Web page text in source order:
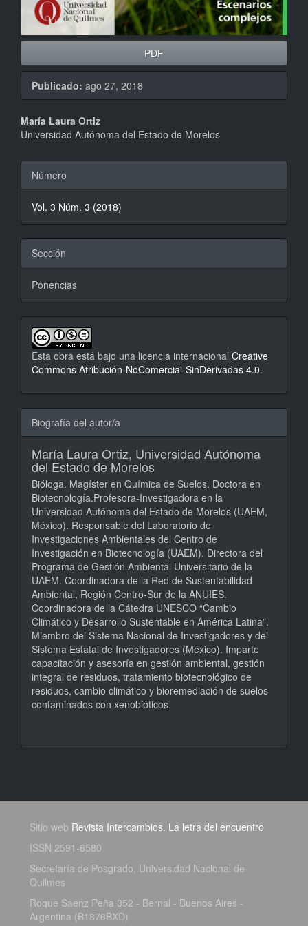
PDF
Publicado: ago 27, 2018
Contenido
principal
del
artículo
María Laura Ortiz
Universidad Autónoma del Estado de Morelos
Detalles
del
artículo
Número
Vol. 3 Núm. 3 (2018)
Sección
Ponencias
Esta obra está bajo una licencia internacional Creative
Commons Atribución-NoComercial-SinDerivadas 4.0.
Biografía del autor/a
María Laura Ortiz, Universidad Autónoma
del Estado de Morelos
Bióloga. Magíster en Química de Suelos. Doctora en
Biotecnología.Profesora-Investigadora en la
Universidad Autónoma del Estado de Morelos (UAEM,
México). Responsable del Laboratorio de
Investigaciones Ambientales del Centro de
Investigación en Biotecnología (UAEM). Directora del
Programa de Gestión Ambiental Universitario de la
UAEM. Coordinadora de la Red de Sustentabilidad
Ambiental, Región Centro-Sur de la ANUIES.
Coordinadora de la Cátedra UNESCO “Cambio
Climático y Desarrollo Sustentable en América Latina”.
Miembro del Sistema Nacional de Investigadores y del
Sistema Estatal de Investigadores (México). Imparte
capacitación y asesoría en gestión ambiental, gestión
integral de residuos, tratamiento biotecnológico de
residuos, cambio climático y bioremediación de suelos
contaminados con xenobióticos.
Sitio web Revista Intercambios. La letra del encuentro
ISSN 2591-6580
Secretaría de Posgrado, Universidad Nacional de
Quilmes
Roque Saenz Peña 352 - Bernal - Buenos Aires -
Argentina (B1876BXD)